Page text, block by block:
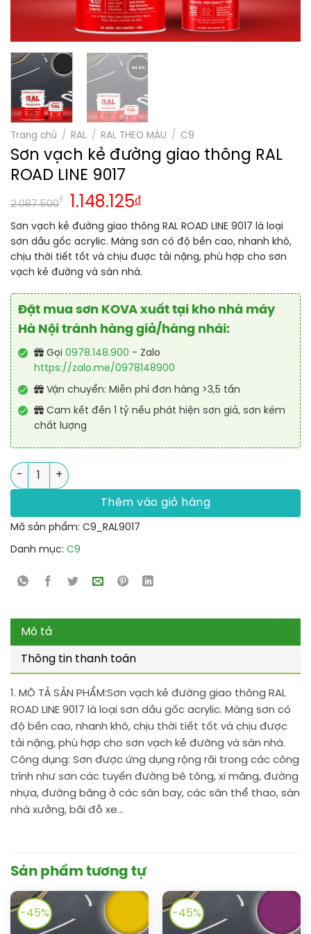
Trang chủ / RAL / RAL THEO MÀU / C9
Sơn vạch kẻ đường giao thông RAL
ROAD LINE 9017
2.087.500
₫
Giá
gốc
là:
2.087.500₫.
1.148.125₫Giá
hiện
tại
là:
1.148.125₫.
Sơn vạch kẻ đường giao thông RAL ROAD LINE 9017 là loại
sơn dầu gốc acrylic. Màng sơn có độ bền cao, nhanh khô,
chịu thời tiết tốt và chịu được tải nặng, phù hợp cho sơn
vạch kẻ đường và sàn nhà.
Đặt mua sơn KOVA xuất tại kho nhà máy
Hà Nội tránh hàng giả/hàng nhái:
Gọi 0978.148.900 - Zalo
https://zalo.me/0978148900
Vận chuyển: Miễn phí đơn hàng >3,5 tấn
Cam kết đền 1 tỷ nếu phát hiện sơn giả, sơn kém
chất lượng
Sơn vạch kẻ đường giao thông RAL ROAD LINE 9017 số lượng
Thêm vào giỏ hàng
Mã sản phẩm: C9_RAL9017
Danh mục: C9
Mô tả
Thông tin thanh toán
1. MÔ TẢ SẢN PHẨM:Sơn vạch kẻ đường giao thông RAL
ROAD LINE 9017 là loại sơn dầu gốc acrylic. Màng sơn có
độ bền cao, nhanh khô, chịu thời tiết tốt và chịu được
tải nặng, phù hợp cho sơn vạch kẻ đường và sàn nhà.
Công dụng: Sơn được ứng dụng rộng rãi trong các công
trình như sơn các tuyến đường bê tông, xi măng, đường
nhựa, đường băng ở các sân bay, các sân thể thao, sàn
nhà xưởng, bãi đỗ xe…
Sản phẩm tương tự
-45% -45%